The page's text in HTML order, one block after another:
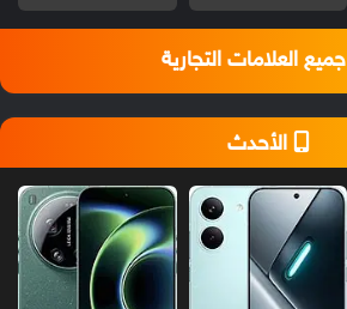
جميع العلامات التجارية
الأحدث